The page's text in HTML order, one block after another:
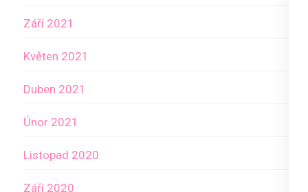
Září 2021
Květen 2021
Duben 2021
Únor 2021
Listopad 2020
Září 2020